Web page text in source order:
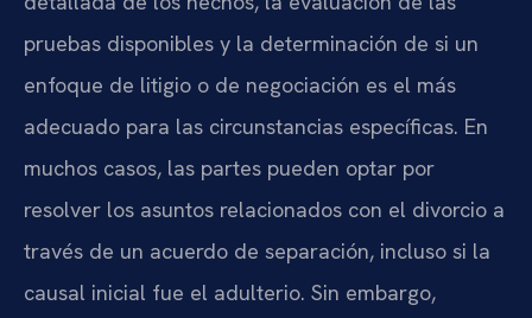
pruebas disponibles y la determinación de si un
enfoque de litigio o de negociación es el más
adecuado para las circunstancias específicas. En
muchos casos, las partes pueden optar por
resolver los asuntos relacionados con el divorcio a
través de un acuerdo de separación, incluso si la
causal inicial fue el adulterio. Sin embargo,